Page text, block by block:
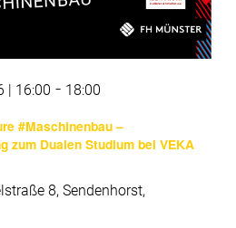
#Maschinenbau –
zum Dualen Studium bei VEKA
| 16:00 - 18:00
8, Sendenhorst,